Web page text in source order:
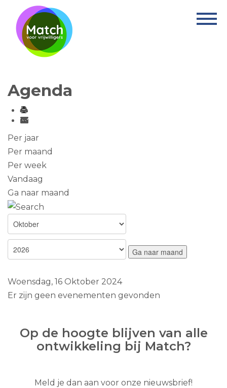
Home
Activiteiten
Informatie
Agenda
Per jaar
Per maand
Per week
Vandaag
Ga naar maand
Ga naar maand
Woensdag, 16 Oktober 2024
Er zijn geen evenementen gevonden
Op de hoogte blijven van alle
ontwikkeling bij Match?
Meld je dan aan voor onze nieuwsbrief!